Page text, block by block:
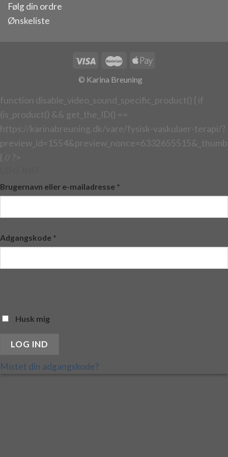
Følg din ordre
Ønskeliste
© Karina Breuning
function disable_video_sound_specific_product() { if
(is_product() && get_the_ID() ==
https://karinabreuning.dk/vare/fysisk-vaskulaer-terapi/?
{ // ?>
Brugernavn eller e-mailadresse *
Adgangskode *
Husk mig
LOG IND
Mistet din adgangskode?